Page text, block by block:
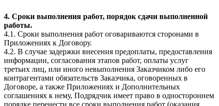
4. Сроки выполнения работ, порядок сдачи выполненной
работы.
4.1. Сроки выполнения работ оговариваются сторонами в
Приложениях к Договору.
4.2. В случае задержки внесения предоплаты, предоставления
информации, согласования этапов работ, оплаты услуг
третьих лиц, или иного невыполнения Заказчиком либо его
контрагентами обязательств Заказчика, оговоренных в
Договоре, а также Приложениях и Дополнительных
соглашениях к нему, Подрядчик имеет право в одностороннем